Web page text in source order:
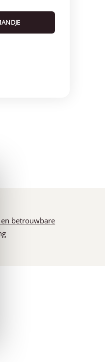
en betrouwbare